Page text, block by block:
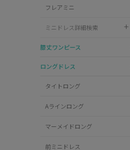
フレアミニ
ミニドレス詳細検索
膝丈ワンピース
ロングドレス
タイトロング
Aラインロング
マーメイドロング
前ミニドレス